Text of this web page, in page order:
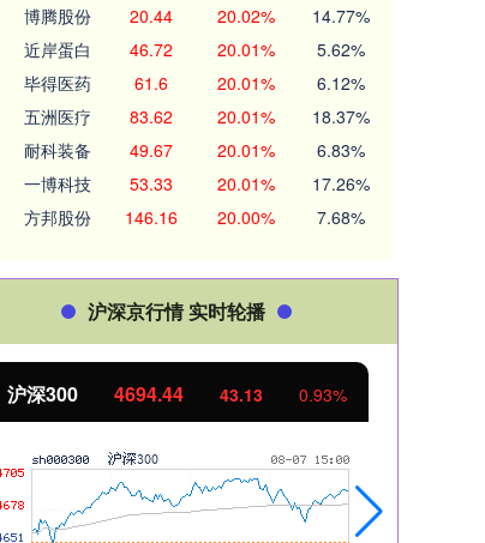
博腾股份 20.44 20.02% 14.77%
近岸蛋白 46.72 20.01% 5.62%
毕得医药 61.6 20.01% 6.12%
五洲医疗 83.62 20.01% 18.37%
耐科装备 49.67 20.01% 6.83%
一博科技 53.33 20.01% 17.26%
方邦股份 146.16 20.00% 7.68%
沪深京行情 实时轮播
沪深300 4694.44 43.13 0.93%